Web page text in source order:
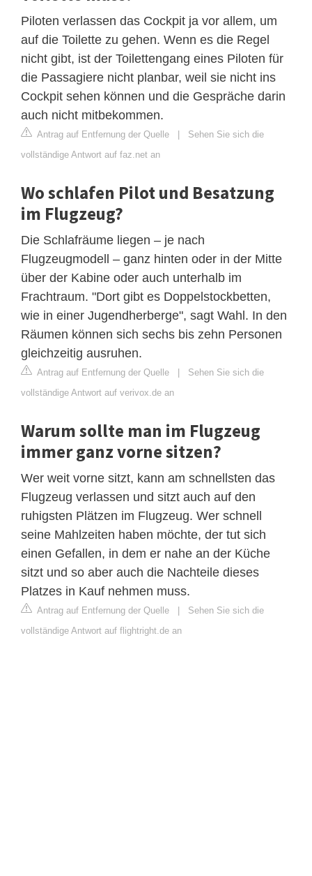
Piloten verlassen das Cockpit ja vor allem, um
auf die Toilette zu gehen. Wenn es die Regel
nicht gibt, ist der Toilettengang eines Piloten für
die Passagiere nicht planbar, weil sie nicht ins
Cockpit sehen können und die Gespräche darin
auch nicht mitbekommen.
Antrag auf Entfernung der Quelle | Sehen Sie sich die
vollständige Antwort auf faz.net an
Wo schlafen Pilot und Besatzung
im Flugzeug?
Die Schlafräume liegen – je nach
Flugzeugmodell – ganz hinten oder in der Mitte
über der Kabine oder auch unterhalb im
Frachtraum. "Dort gibt es Doppelstockbetten,
wie in einer Jugendherberge", sagt Wahl. In den
Räumen können sich sechs bis zehn Personen
gleichzeitig ausruhen.
Antrag auf Entfernung der Quelle | Sehen Sie sich die
vollständige Antwort auf verivox.de an
Warum sollte man im Flugzeug
immer ganz vorne sitzen?
Wer weit vorne sitzt, kann am schnellsten das
Flugzeug verlassen und sitzt auch auf den
ruhigsten Plätzen im Flugzeug. Wer schnell
seine Mahlzeiten haben möchte, der tut sich
einen Gefallen, in dem er nahe an der Küche
sitzt und so aber auch die Nachteile dieses
Platzes in Kauf nehmen muss.
Antrag auf Entfernung der Quelle | Sehen Sie sich die
vollständige Antwort auf flightright.de an